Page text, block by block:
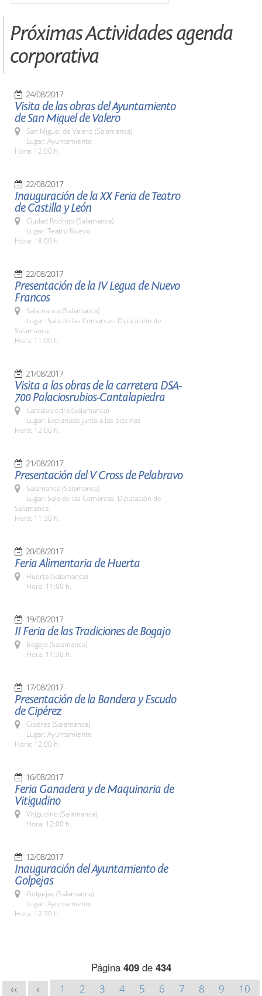
Próximas Actividades agenda
corporativa
24/08/2017
Visita de las obras del Ayuntamiento
de San Miguel de Valero
San Miguel de Valero (Salamanca)
Lugar: Ayuntamiento
Hora: 12:00 h.
22/08/2017
Inauguración de la XX Feria de Teatro
de Castilla y León
Ciudad Rodrigo (Salamanca)
Lugar: Teatro Nuevo
Hora: 18:00 h.
22/08/2017
Presentación de la IV Legua de Nuevo
Francos
Salamanca (Salamanca)
Lugar: Sala de las Comarcas. Diputación de
Salamanca
Hora: 11:00 h.
21/08/2017
Visita a las obras de la carretera DSA-
700 Palaciosrubios-Cantalapiedra
Cantalapiedra (Salamanca)
Lugar: Explanada junto a las piscinas
Hora: 12:00 h.
21/08/2017
Presentación del V Cross de Pelabravo
Salamanca (Salamanca)
Lugar: Sala de las Comarcas. Diputación de
Salamanca
Hora: 11:30 h.
20/08/2017
Feria Alimentaria de Huerta
Huerta (Salamanca)
Hora: 11:00 h.
19/08/2017
II Feria de las Tradiciones de Bogajo
Bogajo (Salamanca)
Hora: 11:30 h.
17/08/2017
Presentación de la Bandera y Escudo
de Cipérez
Cipérez (Salamanca)
Lugar: Ayuntamiento
Hora: 12:00 h.
16/08/2017
Feria Ganadera y de Maquinaria de
Vitigudino
Vitigudino (Salamanca)
Hora: 12:00 h.
12/08/2017
Inauguración del Ayuntamiento de
Golpejas
Golpejas (Salamanca)
Lugar: Ayuntamiento
Hora: 12:30 h.
Página 409de 434
<< < 1 2 3 4 5 6 7 8 9
10